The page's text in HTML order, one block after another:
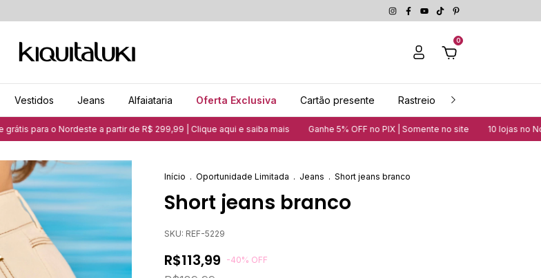
0
Vestidos Jeans Alfaiataria Oferta Exclusiva Cartão presente Rastreio
a partir de R$ 299,99 | Clique aqui e saiba mais Ganhe 5% OFF no PIX | Somente no site 10 lojas no Nordeste | Veja
Início . Oportunidade Limitada . Jeans . Short jeans branco
Short jeans branco
SKU: REF-5229
R$113,99 -40% OFF